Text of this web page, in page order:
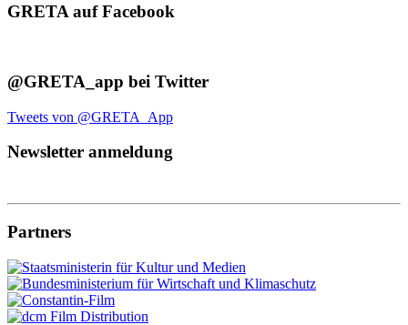
GRETA auf Facebook
@GRETA_app bei Twitter
Tweets von @GRETA_App
Newsletter anmeldung
Partners